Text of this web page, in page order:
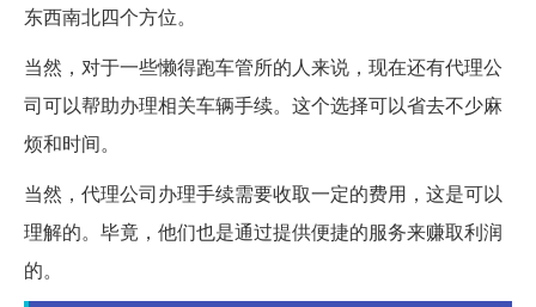
东西南北四个方位。
当然，对于一些懒得跑车管所的人来说，现在还有代理公
司可以帮助办理相关车辆手续。这个选择可以省去不少麻
烦和时间。
当然，代理公司办理手续需要收取一定的费用，这是可以
理解的。毕竟，他们也是通过提供便捷的服务来赚取利润
的。